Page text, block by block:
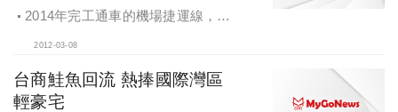
款及工程期零付款的優惠條件
2014年完工通車的機場捷運線，將
起的漲勢
2012-03-08
台商鮭魚回流 熱捧國際灣區
輕豪宅